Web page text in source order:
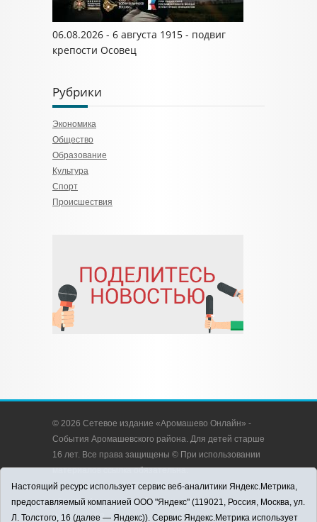
06.08.2026 - 6 августа 1915 - подвиг
крепости Осовец
Рубрики
Экономика
Общество
Образование
Культура
Спорт
Происшествия
© 2026 Сетевое издание «Аромашево Онлайн» -
События Аромашевского района. Для детей старше
16 лет. Все права защищены © При использовании
материалов ссылка обязательна.
Адрес редакции: 627350, Россия, Тюменская
область, Аромашевский район, с. Аромашево, ул.
Кирова, д. 13.
Настоящий ресурс использует сервис веб-аналитики Яндекс.Метрика,
предоставляемый компанией ООО "Яндекс" (119021, Россия, Москва, ул.
Л. Толстого, 16 (далее — Яндекс)). Сервис Яндекс.Метрика использует